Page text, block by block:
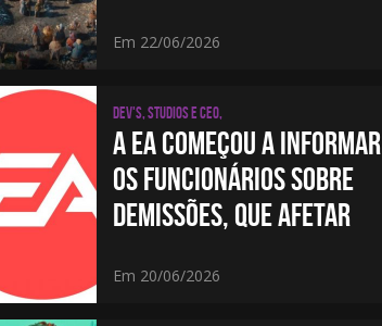
Em 22/06/2026
Dev's, studios e CEO,
A EA COMEÇOU A INFORMAR
OS FUNCIONÁRIOS SOBRE
DEMISSÕES, QUE AFETAR
Em 20/06/2026